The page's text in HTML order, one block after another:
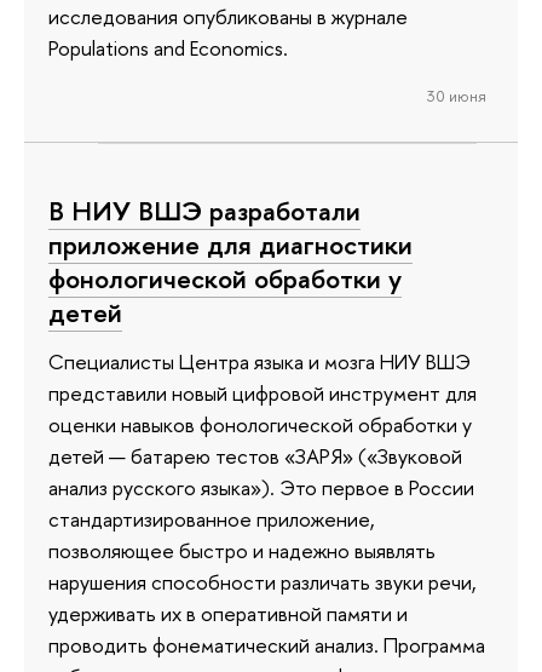
исследования опубликованы в журнале
Populations and Economics.
30 июня
В НИУ ВШЭ разработали
приложение для диагностики
фонологической обработки у
детей
Специалисты Центра языка и мозга НИУ ВШЭ
представили новый цифровой инструмент для
оценки навыков фонологической обработки у
детей — батарею тестов «ЗАРЯ» («Звуковой
анализ русского языка»). Это первое в России
стандартизированное приложение,
позволяющее быстро и надежно выявлять
нарушения способности различать звуки речи,
удерживать их в оперативной памяти и
проводить фонематический анализ. Программа